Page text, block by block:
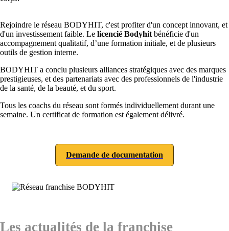
Rejoindre le réseau BODYHIT, c'est profiter d'un concept innovant, et
d'un investissement faible. Le licencié Bodyhit bénéficie d'un
accompagnement qualitatif, d’une formation initiale, et de plusieurs
outils de gestion interne.
BODYHIT a conclu plusieurs alliances stratégiques avec des marques
prestigieuses, et des partenariats avec des professionnels de l'industrie
de la santé, de la beauté, et du sport.
Tous les coachs du réseau sont formés individuellement durant une
semaine. Un certificat de formation est également délivré.
Demande de documentation
Les actualités de la franchise